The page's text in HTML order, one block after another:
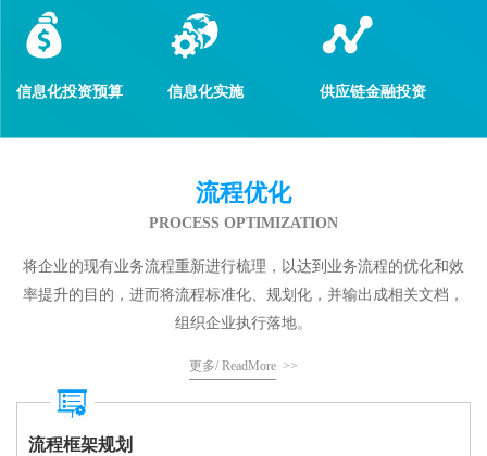
信息化投资预算 信息化实施 供应链金融投资
流程优化
PROCESS OPTIMIZATION
将企业的现有业务流程重新进行梳理，以达到业务流程的优化和效
率提升的目的，进而将流程标准化、规划化，并输出成相关文档，
组织企业执行落地。
更多/ ReadMore >>
流程框架规划